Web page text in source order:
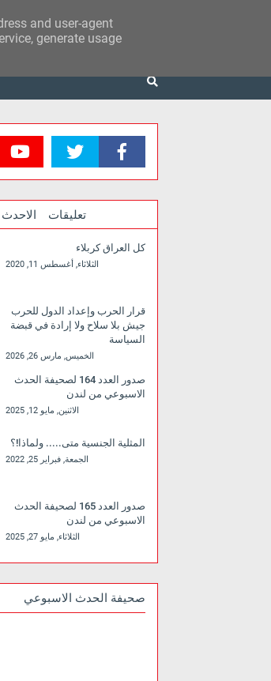
الاحدث تعليقات
كل العراق كربلاء
الثلاثاء, أغسطس 11, 2020
قرار الحرب وإعداد الدول للحرب
جيش بلا سلاح ولا إرادة في قبضة
السياسة
الخميس, مارس 26, 2026
صدور العدد 164 لصحيفة الحدث
الاسبوعي من لندن
الاثنين, مايو 12, 2025
المثلية الجنسية متى..... ولماذا!؟
الجمعة, فبراير 25, 2022
صدور العدد 165 لصحيفة الحدث
الاسبوعي من لندن
الثلاثاء, مايو 27, 2025
صحيفة الحدث الاسبوعي
and user-agent
generate usage